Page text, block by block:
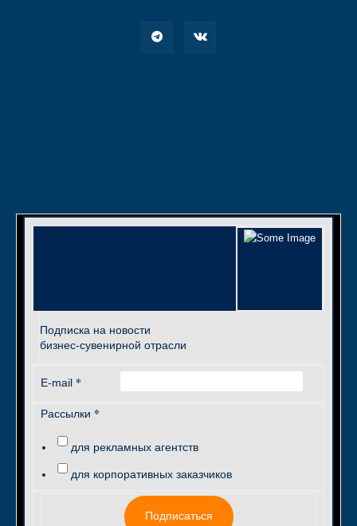
Подписка на новости
бизнес-сувенирной отрасли
E-mail *
Рассылки *
для рекламных агентств
для корпоративных заказчиков
Подписаться